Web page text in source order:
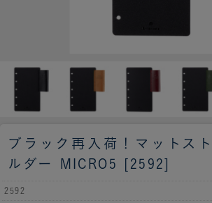
ブラック再入荷！
マットス
ルダー MICRO5 [2592]
2592